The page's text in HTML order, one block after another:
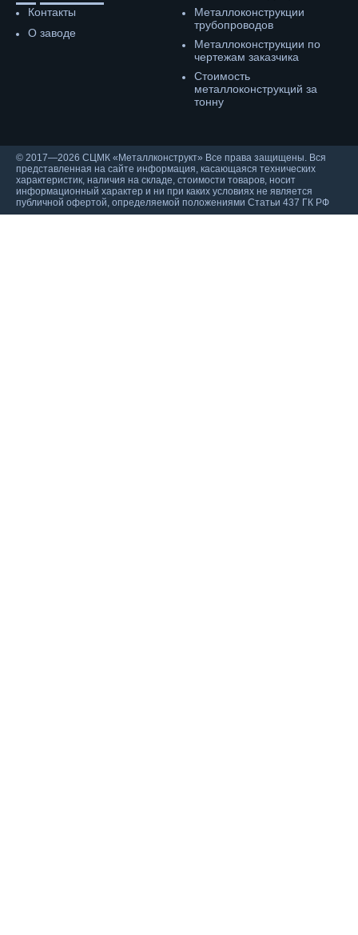
Контакты
О заводе
Металлоконструкции
трубопроводов
Металлоконструкции по
чертежам заказчика
Cтоимость
металлоконструкций за
тонну
© 2017—2026 СЦМК «Металлконструкт» Все права защищены. Вся
представленная на сайте информация, касающаяся технических
характеристик, наличия на складе, стоимости товаров, носит
информационный характер и ни при каких условиях не является
публичной офертой, определяемой положениями Статьи 437 ГК РФ